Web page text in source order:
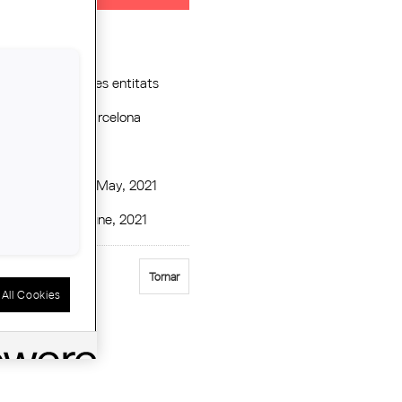
Vàries entitats
Palau Robert, Barcelona
Monday, 17 May, 2021
Sunday, 13 June, 2021
Tornar
Cookies